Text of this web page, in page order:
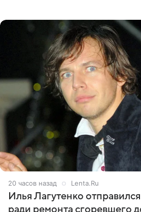
20 часов назад Lenta.Ru
Илья Лагутенко
ради ремонта сгоревшего